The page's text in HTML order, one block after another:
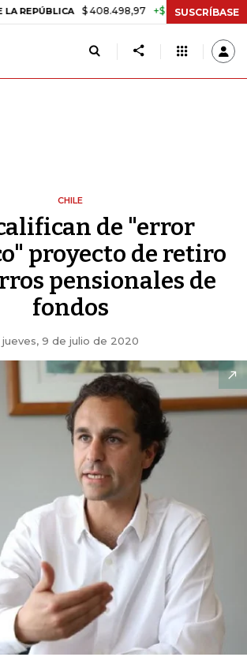
$ 408.498,97 +$ 8.753,81 +2,19%
SUSCRÍBASE
CHILE
de "error
proyecto de retiro
pensionales de
fondos
jueves, 9 de julio de 2020